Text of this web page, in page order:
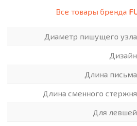
Все товары бренда
Диаметр пишущего узла
Дизайн
Длина письма
Длина сменного стержня
Для левшей